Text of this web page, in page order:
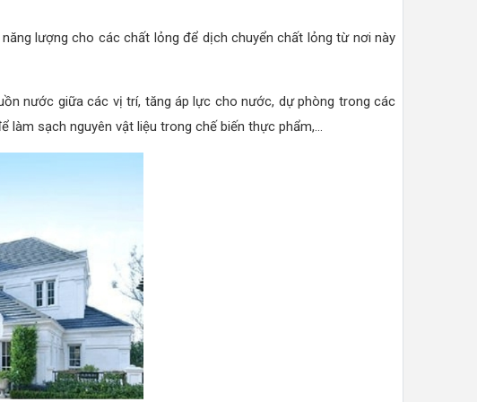
lượng cho các chất lỏng để dịch chuyển chất lỏng từ nơi này
nước giữa các vị trí, tăng áp lực cho nước, dự phòng trong các
sạch nguyên vật liệu trong chế biến thực phẩm,...